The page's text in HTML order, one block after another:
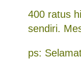
400 ratus
sendiri.
ps: